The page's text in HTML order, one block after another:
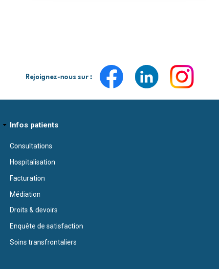
Rejoignez-nous sur :
Infos patients
Consultations
Hospitalisation
Facturation
Médiation
Droits & devoirs
Enquête de satisfaction
Soins transfrontaliers